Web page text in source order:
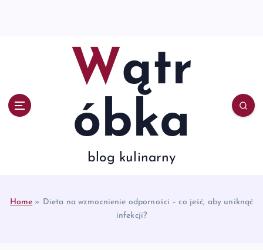
Wątr
óbka
blog kulinarny
Home » Dieta na wzmocnienie odporności – co jeść, aby uniknąć
infekcji?